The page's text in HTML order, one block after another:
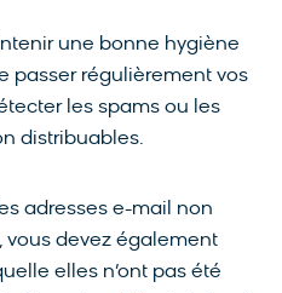
une bonne hygiène
passer régulièrement vos
les spams ou les
distribuables.
adresses e-mail non
vous devez également
elles n’ont pas été